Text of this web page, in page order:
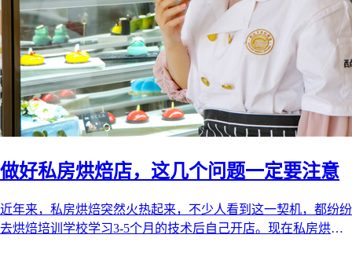
做好私房烘焙店，这几个问题一定要注意
近年来，私房烘焙突然火热起来，不少人看到这一契机，都纷纷
去烘焙培训学校学习3-5个月的技术后自己开店。现在私房烘焙